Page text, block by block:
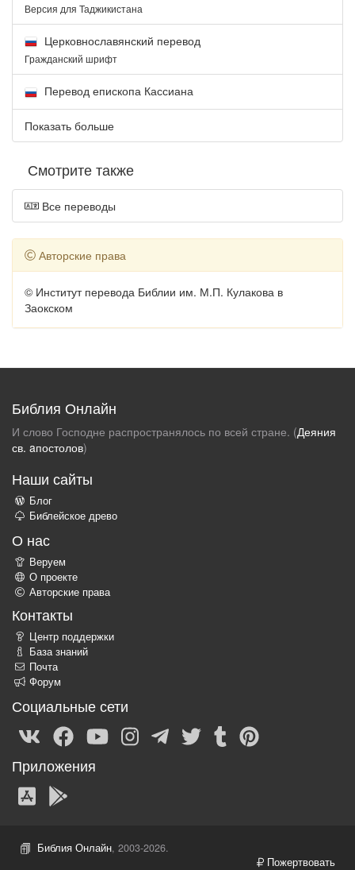
Версия для Таджикистана
Церковнославянский перевод
Гражданский шрифт
Перевод епископа Кассиана
Показать больше
Смотрите также
Все переводы
Авторские права
© Институт перевода Библии им. М.П. Кулакова в
Заокском
Библия Онлайн
И слово Господне распространялось по всей стране. (Деяния
св. aпостолов)
Наши сайты
Блог
Библейское древо
О нас
Веруем
О проекте
Авторские права
Контакты
Центр поддержки
База знаний
Почта
Форум
Социальные сети
Приложения
Библия Онлайн, 2003-2026.
Пожертвовать